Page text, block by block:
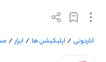
اناردونی / اپلیکیشن ها / ابزار /